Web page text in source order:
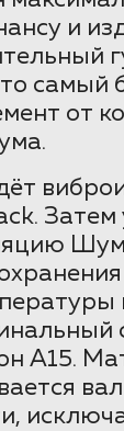
и
самый
от
Затем
А15.